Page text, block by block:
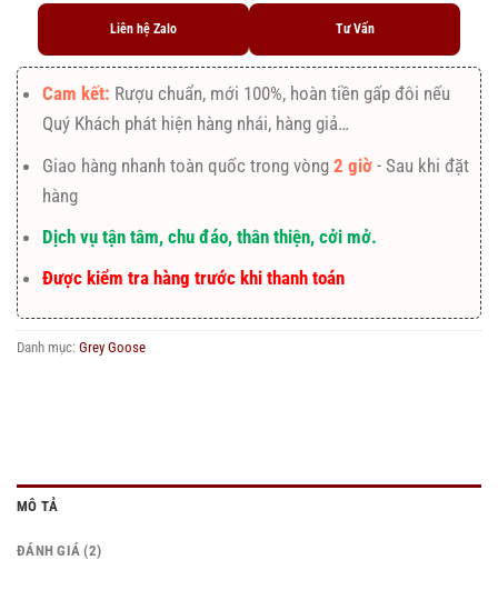
Liên hệ Zalo Tư Vấn
Cam kết: Rượu chuẩn, mới 100%, hoàn tiền gấp đôi nếu
Quý Khách phát hiện hàng nhái, hàng giả…
Giao hàng nhanh toàn quốc trong vòng2 giờ - Sau khi đặt
hàng
Dịch vụ tận tâm, chu đáo, thân thiện, cởi mở.
Được kiểm tra hàng trước khi thanh toán
Danh mục: Grey Goose
MÔ TẢ
ĐÁNH GIÁ (2)